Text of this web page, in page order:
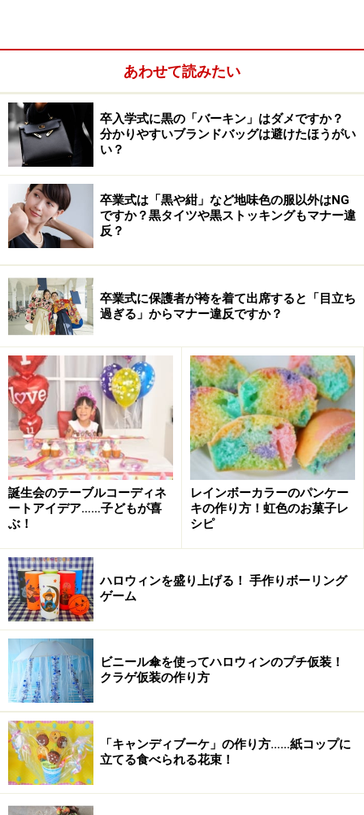
キッチンペーパーを使ったハロウィンピン
■材料
キッチンペーパー 6本、色画用紙 6色、ウォールステ
ッカー、セロハンテープ、はさみ、ボール
■作り方
1.キッチンペーパー、色画用紙、ウォールステッカーを
用意します。今回はセリアのウォールステッカーを２種
材料はキッチンペーパー、色画用紙、ウォールステッカーで
す。
2.キッチンペーパーの幅に合わせて色画用紙を切りま
す。
キッチンペーパーの幅に合わせて画用紙を切ります。
3.キッチンペーパーに色画用紙を一周ぐるっと巻いて、
重なった部分をテープで留めます。
キッチンペーパーに色画用紙を巻きます。
4.同じように6色の色画用紙でピンを6本作ってくださ
い。
ピンは5～6本作ってください。
5.色画用紙の表面にハロウィンデザインのウォールステ
ッカーを貼ります。
あわせて読みたい
卒入学式に黒の「バーキン」はダメですか？
分かりやすいブランドバッグは避けたほうがい
い？
卒業式は「黒や紺」など地味色の服以外はNG
ですか？黒タイツや黒ストッキングもマナー違
反？
卒業式に保護者が袴を着て出席すると「目立ち
過ぎる」からマナー違反ですか？
誕生会のテーブルコーディネ
ートアイデア……子どもが喜
ぶ！
レインボーカラーのパンケー
キの作り方！虹色のお菓子レ
シピ
ハロウィンを盛り上げる！ 手作りボーリング
ゲーム
ビニール傘を使ってハロウィンのプチ仮装！
クラゲ仮装の作り方
「キャンディブーケ」の作り方……紙コップに
立てる食べられる花束！